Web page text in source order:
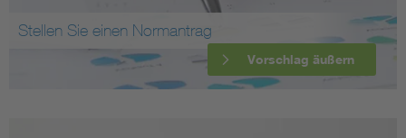
Stellen Sie einen Normantrag
Vorschlag äußern